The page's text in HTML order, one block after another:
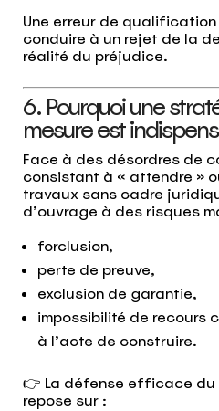
Une erreur de
conduire à un rejet de la
réalité du préjudice.
6. Pourquoi une
mesure est
Face à des désordres de
consistant à « attendre »
travaux sans cadre
d’ouvrage à des risques
forclusion,
perte de preuve,
exclusion de garantie,
impossibilité de recours
à l’acte de construire.
👉 La défense efficace du
repose sur :